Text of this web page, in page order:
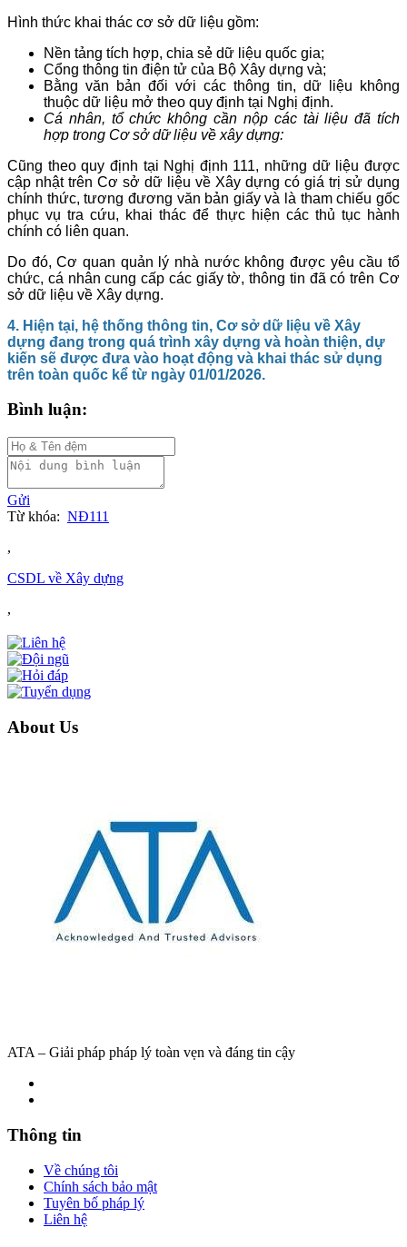
Hình thức khai thác cơ sở dữ liệu gồm:
Nền tảng tích hợp, chia sẻ dữ liệu quốc gia;
Cổng thông tin điện tử của Bộ Xây dựng và;
Bằng văn bản đối với các thông tin, dữ liệu không
thuộc dữ liệu mở theo quy định tại Nghị định.
Cá nhân, tổ chức không cần nộp các tài liệu đã tích
hợp trong Cơ sở dữ liệu về xây dựng:
Cũng theo quy định tại Nghị định 111, những dữ liệu được
cập nhật trên Cơ sở dữ liệu về Xây dựng có giá trị sử dụng
chính thức, tương đương văn bản giấy và là tham chiếu gốc
phục vụ tra cứu, khai thác để thực hiện các thủ tục hành
chính có liên quan.
Do đó, Cơ quan quản lý nhà nước không được yêu cầu tổ
chức, cá nhân cung cấp các giấy tờ, thông tin đã có trên Cơ
sở dữ liệu về Xây dựng.
4. Hiện tại, hệ thống thông tin, Cơ sở dữ liệu về Xây
dựng đang trong quá trình xây dựng và hoàn thiện, dự
kiến sẽ được đưa vào hoạt động và khai thác sử dụng
trên toàn quốc kể từ ngày 01/01/2026.
Bình luận:
Gửi
Từ khóa: NĐ111
,
CSDL về Xây dựng
,
About Us
ATA – Giải pháp pháp lý toàn vẹn và đáng tin cậy
Thông tin
Về chúng tôi
Chính sách bảo mật
Tuyên bố pháp lý
Liên hệ